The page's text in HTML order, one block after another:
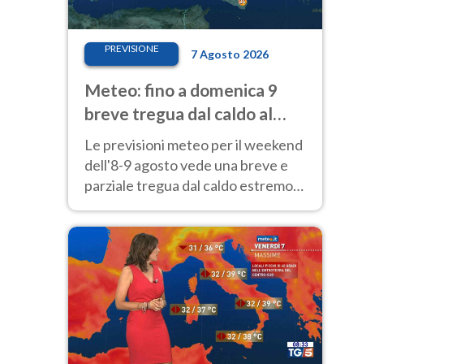
PREVISIONE 7 Agosto 2026
Meteo: fino a domenica 9
breve tregua dal caldo al
Nord! Altrove calura e afa
Le previsioni meteo per il weekend
dell'8-9 agosto vede una breve e
parziale tregua dal caldo estremo
40 gradi.